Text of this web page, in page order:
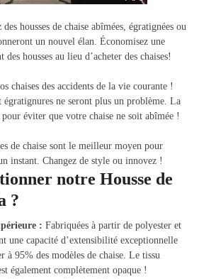
des housses de chaise abîmées, égratignées ou
un nouvel élan. Économisez une
housses au lieu d’acheter des chaises!
chaises des accidents de la vie courante !
égratignures ne seront plus un problème. La
pour éviter que votre chaise ne soit abîmée !
de chaise sont le meilleur moyen pour
instant. Changez de style ou innovez !
notre Housse de
?
: Fabriquées à partir de polyester et
une capacité d’extensibilité exceptionnelle
à 95% des modèles de chaise. Le tissu
également complètement opaque !